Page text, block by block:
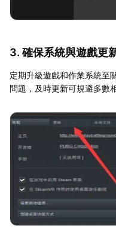
3. 確保系統與遊戲更
定期升級遊戲和作業系統至
問題，及時更新可規避多數